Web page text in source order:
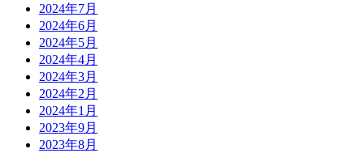
2024年7月
2024年6月
2024年5月
2024年4月
2024年3月
2024年2月
2024年1月
2023年9月
2023年8月